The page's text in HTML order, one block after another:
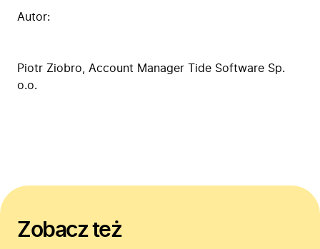
Autor:
Piotr Ziobro , Account Manager Tide Software Sp.
o.o.
Zobacz też